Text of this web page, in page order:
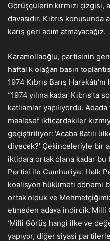
Görüşçülerin kırmızı
davasıdır. Kıbrıs
karış geri adım atmayacağız.
Karamollaoğlu, partisinin
haftalık olağan basın
1974 Kıbrıs Barış
“1974 yılına kadar Kıbrıs’ta
katliamlar yapılıyordu.
maalesef iktidardakiler
geçiştiriliyor: ‘Acaba Batılı
diyecek?’ Çekinceleriyle bir
iktidara ortak olana kadar
Partisi ile Cumhuriyet Halk
koalisyon hükümeti dönemi
ortak olduk ve
etmeden adaya indirdik.’Milli
‘Milli Görüş hangi ilke ve
yapıyor, diğer siyasi